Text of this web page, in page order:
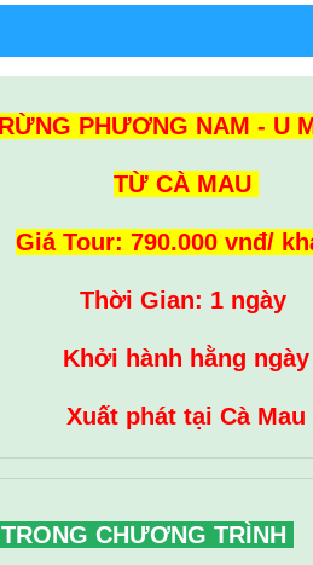
PHƯƠNG NAM - U
TỪ CÀ MAU
Giá Tour: 790.000 vnđ/
Thời Gian: 1 ngày
Khởi hành hằng ngày
Xuất phát tại Cà Mau
CHƯƠNG TRÌNH